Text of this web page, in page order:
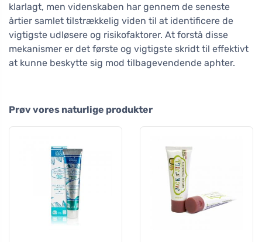
klarlagt, men videnskaben har gennem de seneste
årtier samlet tilstrækkelig viden til at identificere de
vigtigste udløsere og risikofaktorer. At forstå disse
mekanismer er det første og vigtigste skridt til effektivt
at kunne beskytte sig mod tilbagevendende aphter.
Prøv vores naturlige produkter